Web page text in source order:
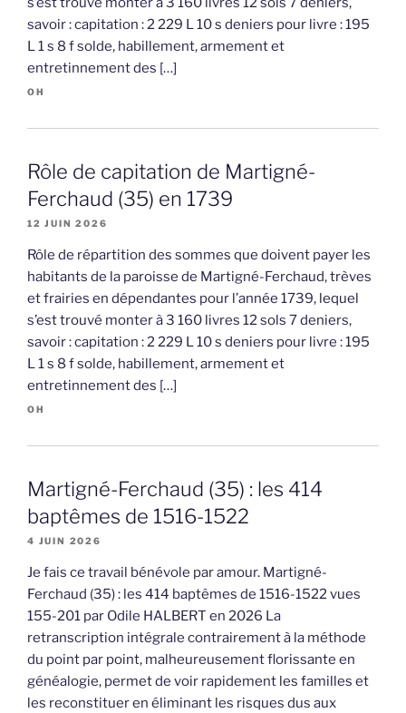
savoir : capitation : 2 229 L 10 s deniers pour livre : 195
L 1 s 8 f solde, habillement, armement et
entretinnement des […]
OH
Rôle de capitation de Martigné-
Ferchaud (35) en 1739
12 JUIN 2026
Rôle de répartition des sommes que doivent payer les
habitants de la paroisse de Martigné-Ferchaud, trèves
et frairies en dépendantes pour l’année 1739, lequel
s’est trouvé monter à 3 160 livres 12 sols 7 deniers,
savoir : capitation : 2 229 L 10 s deniers pour livre : 195
L 1 s 8 f solde, habillement, armement et
entretinnement des […]
OH
Martigné-Ferchaud (35) : les 414
baptêmes de 1516-1522
4 JUIN 2026
Je fais ce travail bénévole par amour. Martigné-
Ferchaud (35) : les 414 baptêmes de 1516-1522 vues
155-201 par Odile HALBERT en 2026 La
retranscription intégrale contrairement à la méthode
du point par point, malheureusement florissante en
généalogie, permet de voir rapidement les familles et
les reconstituer en éliminant les risques dus aux